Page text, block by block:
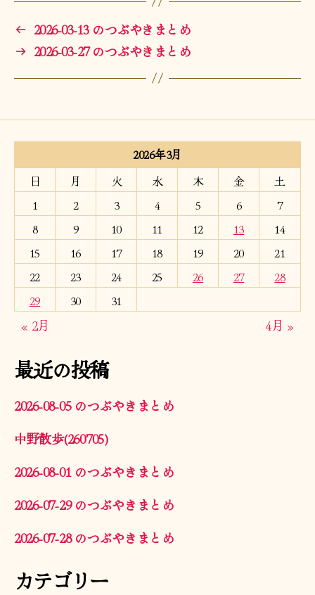
← 2026-03-13 のつぶやきまとめ
→ 2026-03-27 のつぶやきまとめ
2026年3月
日
月 火 水 木 金
土
1
2 3 4 5 6
7
8
9 10 11 12 13
14
15
16 17 18 19 20
21
22
23 24 25 26 27
28
29
30 31
« 2月 4月 »
最近の投稿
2026-08-05 のつぶやきまとめ
中野散歩(260705)
2026-08-01 のつぶやきまとめ
2026-07-29 のつぶやきまとめ
2026-07-28 のつぶやきまとめ
カテゴリー